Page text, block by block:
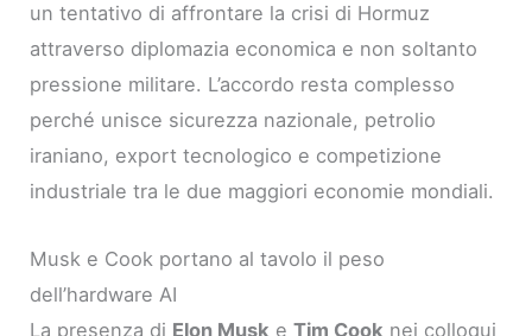
un tentativo di affrontare la crisi di Hormuz
attraverso diplomazia economica e non soltanto
pressione militare. L’accordo resta complesso
perché unisce sicurezza nazionale, petrolio
iraniano, export tecnologico e competizione
industriale tra le due maggiori economie mondiali.
Musk e Cook portano al tavolo il peso
dell’hardware AI
La presenza di Elon Musk eTim Cook nei colloqui